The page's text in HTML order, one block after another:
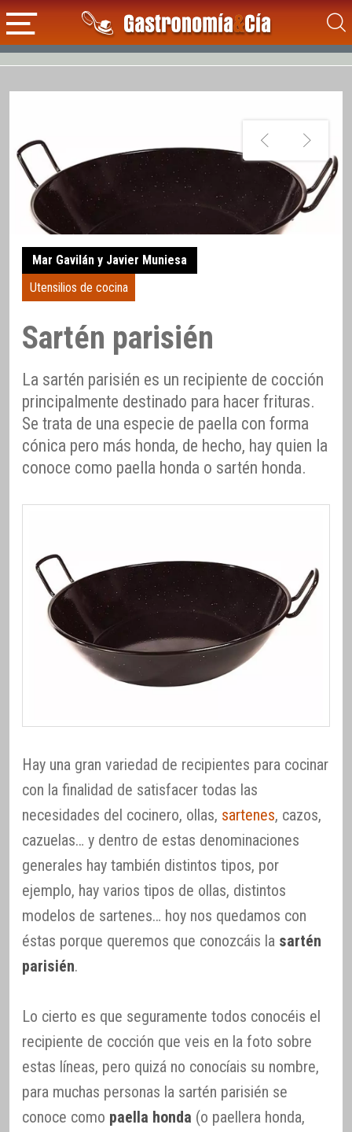
Mar Gavilán y Javier Muniesa
Utensilios de cocina
Sartén parisién
La sartén parisién es un recipiente de cocción
principalmente destinado para hacer frituras.
Se trata de una especie de paella con forma
cónica pero más honda, de hecho, hay quien la
conoce como paella honda o sartén honda.
Hay una gran variedad de recipientes para cocinar
con la finalidad de satisfacer todas las
necesidades del cocinero, ollas, sartenes, cazos,
cazuelas… y dentro de estas denominaciones
generales hay también distintos tipos, por
ejemplo, hay varios tipos de ollas, distintos
modelos de sartenes… hoy nos quedamos con
éstas porque queremos que conozcáis la sartén
parisién.
Lo cierto es que seguramente todos conocéis el
recipiente de cocción que veis en la foto sobre
estas líneas, pero quizá no conocíais su nombre,
para muchas personas la sartén parisién se
conoce como paella honda (o paellera honda,